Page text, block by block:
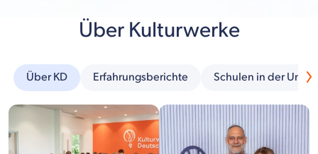
Über Kulturwerke
Über KD Erfahrungsberichte Schulen in der